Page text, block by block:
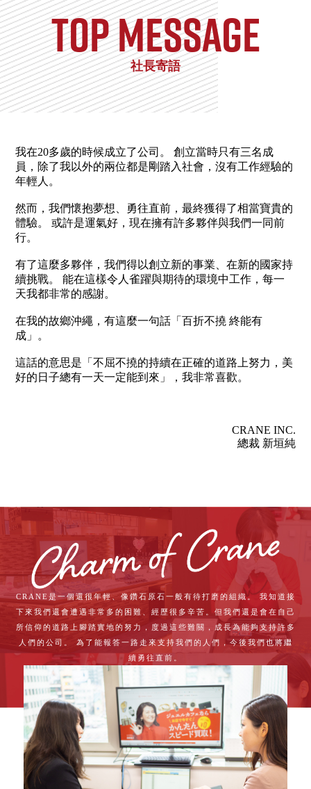
TOP Message
社長寄語
我在20多歲的時候成立了公司。 創立當時只有三名成
員，除了我以外的兩位都是剛踏入社會，沒有工作經驗的
年輕人。
然而，我們懷抱夢想、勇往直前，最終獲得了相當寶貴的
體驗。 或許是運氣好，現在擁有許多夥伴與我們一同前
行。
有了這麼多夥伴，我們得以創立新的事業、在新的國家持
續挑戰。 能在這樣令人雀躍與期待的環境中工作，每一
天我都非常的感謝。
在我的故鄉沖繩，有這麼一句話「百折不撓 終能有
成」。
這話的意思是「不屈不撓的持續在正確的道路上努力，美
好的日子總有一天一定能到來」，我非常喜歡。
CRANE INC.
總裁 新垣純
CRANE是一個還很年輕、像鑽石原石一般有待打磨的組織。 我知道接
下來我們還會遭遇非常多的困難、經歷很多辛苦。但我們還是會在自己
所信仰的道路上腳踏實地的努力，度過這些難關，成長為能夠支持許多
人們的公司。 為了能報答一路走來支持我們的人們，今後我們也將繼
續勇往直前。